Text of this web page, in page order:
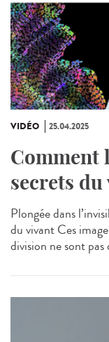
VIDÉO 25.04.2025
Comment
secrets du
Plongée dans
du vivant Ces
division ne sont pas